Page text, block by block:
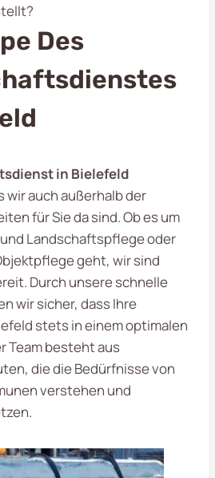
Des
in Bielefeld
auch außerhalb der
für Sie da sind. Ob es um
Landschaftspflege oder
geht, wir sind
Durch unsere schnelle
wir sicher, dass Ihre
stets in einem optimalen
Team besteht aus
die die Bedürfnisse von
verstehen und